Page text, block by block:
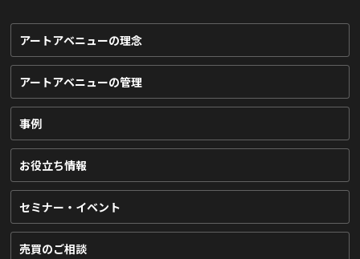
アートアベニューの理念
アートアベニューの管理
事例
お役立ち情報
セミナー・イベント
売買のご相談